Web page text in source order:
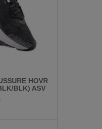
HOVR
BLK) ASV